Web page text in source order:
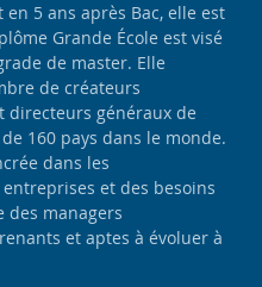
5 ans après Bac, elle est
Grande École est visé
de master. Elle
de créateurs
directeurs généraux de
160 pays dans le monde.
dans les
et des besoins
des managers
et aptes à évoluer à